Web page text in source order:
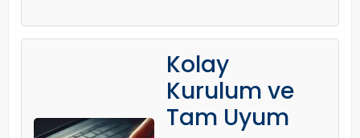
Kolay
Kurulum ve
Tam Uyum